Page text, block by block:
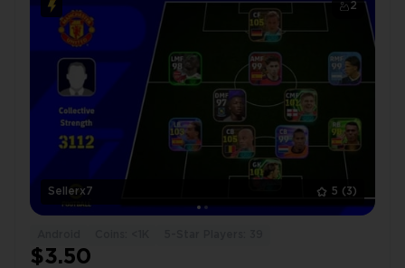
2
Sellerx7 5 (3)
$3.50